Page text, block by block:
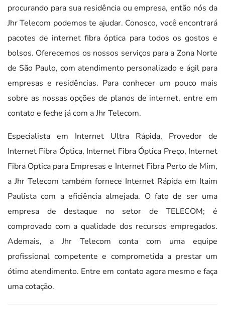
procurando para sua residência ou empresa, então nós da
Jhr Telecom podemos te ajudar. Conosco, você encontrará
pacotes de internet fibra óptica para todos os gostos e
bolsos. Oferecemos os nossos serviços para a Zona Norte
de São Paulo, com atendimento personalizado e ágil para
empresas e residências. Para conhecer um pouco mais
sobre as nossas opções de planos de internet, entre em
contato e feche já com a Jhr Telecom.
Especialista em Internet Ultra Rápida, Provedor de
Internet Fibra Óptica, Internet Fibra Óptica Preço, Internet
Fibra Optica para Empresas e Internet Fibra Perto de Mim,
a Jhr Telecom também fornece Internet Rápida em Itaim
Paulista com a eficiência almejada. O fato de ser uma
empresa de destaque no setor de TELECOM; é
comprovado com a qualidade dos recursos empregados.
Ademais, a Jhr Telecom conta com uma equipe
profissional competente e comprometida a prestar um
ótimo atendimento. Entre em contato agora mesmo e faça
uma cotação.